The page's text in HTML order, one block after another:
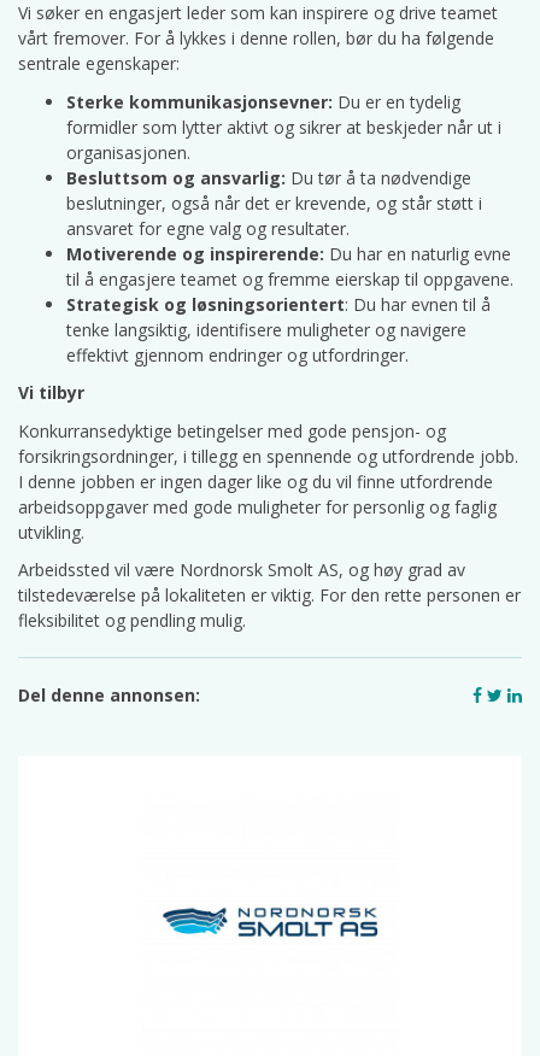
Vi søker en engasjert leder som kan inspirere og drive teamet
vårt fremover. For å lykkes i denne rollen, bør du ha følgende
sentrale egenskaper:
Sterke kommunikasjonsevner: Du er en tydelig
formidler som lytter aktivt og sikrer at beskjeder når ut i
organisasjonen.
Besluttsom og ansvarlig: Du tør å ta nødvendige
beslutninger, også når det er krevende, og står støtt i
ansvaret for egne valg og resultater.
Motiverende og inspirerende: Du har en naturlig evne
til å engasjere teamet og fremme eierskap til oppgavene.
Strategisk og løsningsorientert: Du har evnen til å
tenke langsiktig, identifisere muligheter og navigere
effektivt gjennom endringer og utfordringer.
Vi tilbyr
Konkurransedyktige betingelser med gode pensjon- og
forsikringsordninger, i tillegg en spennende og utfordrende jobb.
I denne jobben er ingen dager like og du vil finne utfordrende
arbeidsoppgaver med gode muligheter for personlig og faglig
utvikling.
Arbeidssted vil være Nordnorsk Smolt AS, og høy grad av
tilstedeværelse på lokaliteten er viktig. For den rette personen er
fleksibilitet og pendling mulig.
Del denne annonsen: